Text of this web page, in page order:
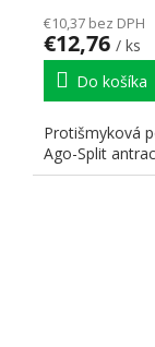
€10,37 bez DPH
€12,76 / ks
Do košíka
Protišmyková
Ago-Split